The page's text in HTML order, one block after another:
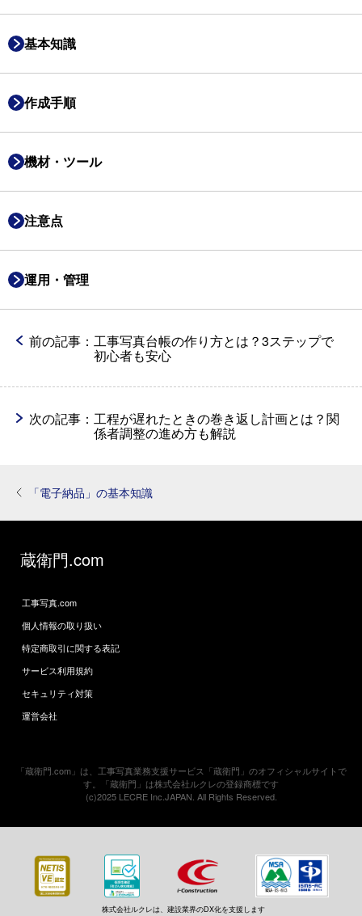
基本知識
作成手順
機材・ツール
注意点
運用・管理
前の記事： 工事写真台帳の作り方とは？3ステップで
初心者も安心
次の記事： 工程が遅れたときの巻き返し計画とは？関
係者調整の進め方も解説
「電子納品」の基本知識
蔵衛門.com
工事写真.com
個人情報の取り扱い
特定商取引に関する表記
サービス利用規約
セキュリティ対策
運営会社
「蔵衛門.com」は、工事写真業務支援サービス「蔵衛門」のオフィシャルサイトで
す。「蔵衛門」は株式会社ルクレの登録商標です
(c)2025 LECRE Inc.JAPAN. All Rights Reserved.
株式会社ルクレは、建設業界のDX化を支援します